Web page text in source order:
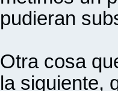
pudieran
Otra cosa
la siguiente,